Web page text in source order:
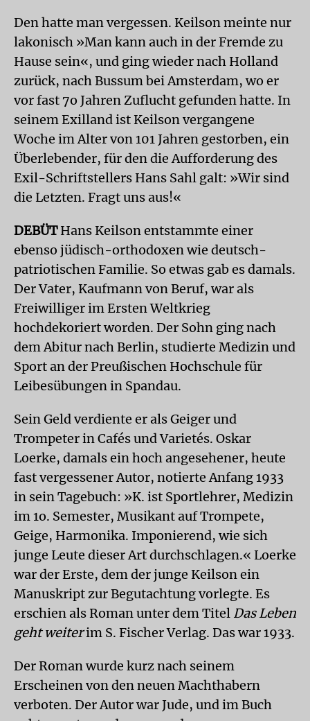
Den hatte man vergessen. Keilson meinte nur
lakonisch »Man kann auch in der Fremde zu
Hause sein«, und ging wieder nach Holland
zurück, nach Bussum bei Amsterdam, wo er
vor fast 7o Jahren Zuflucht gefunden hatte. In
seinem Exilland ist Keilson vergangene
Woche im Alter von 101 Jahren gestorben, ein
Überlebender, für den die Aufforderung des
Exil-Schriftstellers Hans Sahl galt: »Wir sind
die Letzten. Fragt uns aus!«
DEBÜTHans Keilson entstammte einer
ebenso jüdisch-orthodoxen wie deutsch-
patriotischen Familie. So etwas gab es damals.
Der Vater, Kaufmann von Beruf, war als
Freiwilliger im Ersten Weltkrieg
hochdekoriert worden. Der Sohn ging nach
dem Abitur nach Berlin, studierte Medizin und
Sport an der Preußischen Hochschule für
Leibesübungen in Spandau.
Sein Geld verdiente er als Geiger und
Trompeter in Cafés und Varietés. Oskar
Loerke, damals ein hoch angesehener, heute
fast vergessener Autor, notierte Anfang 1933
in sein Tagebuch: »K. ist Sportlehrer, Medizin
im 1o. Semester, Musikant auf Trompete,
Geige, Harmonika. Imponierend, wie sich
junge Leute dieser Art durchschlagen.« Loerke
war der Erste, dem der junge Keilson ein
Manuskript zur Begutachtung vorlegte. Es
erschien als Roman unter dem Titel Das Leben
geht weiterim S. Fischer Verlag. Das war 1933.
Der Roman wurde kurz nach seinem
Erscheinen von den neuen Machthabern
verboten. Der Autor war Jude, und im Buch